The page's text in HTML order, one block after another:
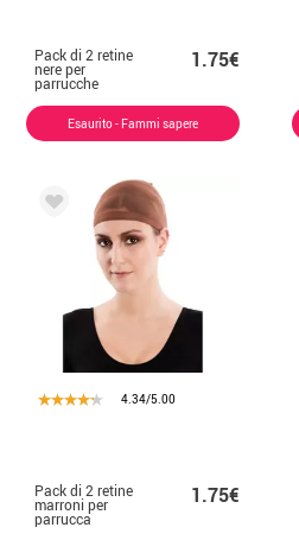
Pack di 2 retine
nere per
parrucche
1.75€
Esaurito - Fammi sapere
4.34/5.00
Pack di 2 retine
marroni per
parrucca
1.75€